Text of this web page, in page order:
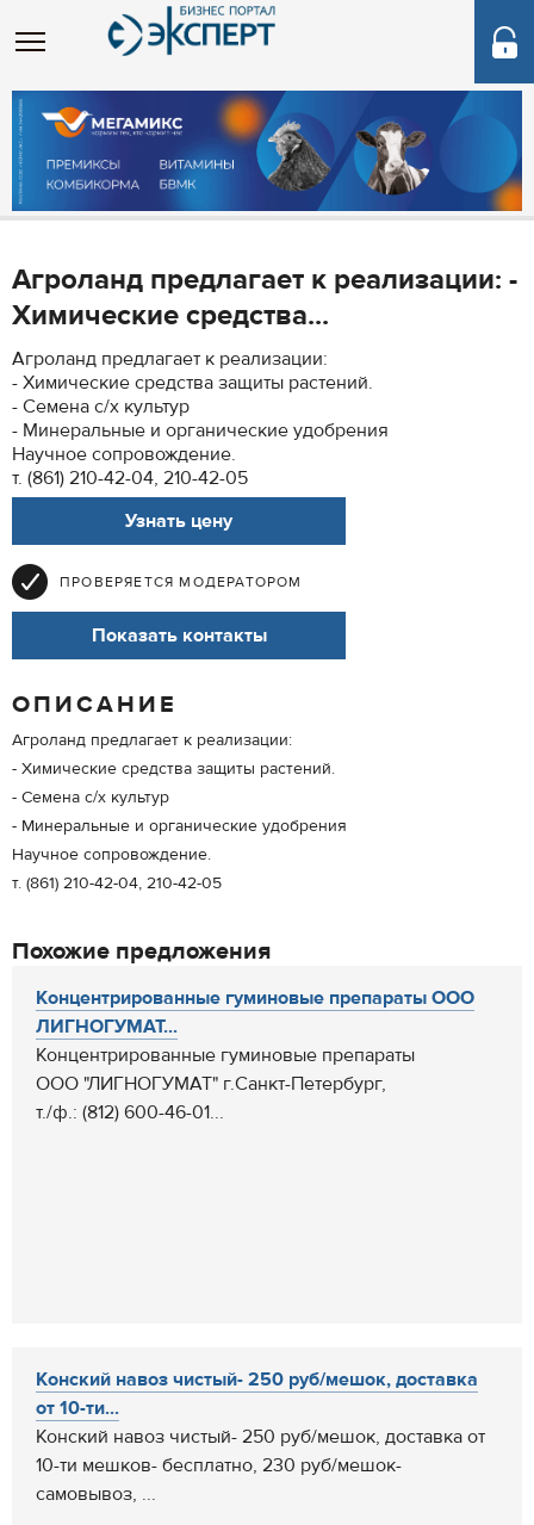
Агроланд предлагает к реализации: -
Химические средства...
Агроланд предлагает к реализации:
- Химические средства защиты растений.
- Семена с/х культур
- Минеральные и органические удобрения
Научное сопровождение.
т. (861) 210-42-04, 210-42-05
Узнать цену
ПРОВЕРЯЕТСЯ МОДЕРАТОРОМ
Показать контакты
ОПИСАНИЕ
Агроланд предлагает к реализации:
- Химические средства защиты растений.
- Семена с/х культур
- Минеральные и органические удобрения
Научное сопровождение.
т. (861) 210-42-04, 210-42-05
Похожие предложения
Концентрированные гуминовые препараты ООО
ЛИГНОГУМАТ...
Концентрированные гуминовые препараты
ООО "ЛИГНОГУМАТ" г.Санкт-Петербург,
т./ф.: (812) 600-46-01...
Конский навоз чистый- 250 руб/мешок, доставка
от 10-ти...
Конский навоз чистый- 250 руб/мешок, доставка от
10-ти мешков- бесплатно, 230 руб/мешок-
самовывоз, ...